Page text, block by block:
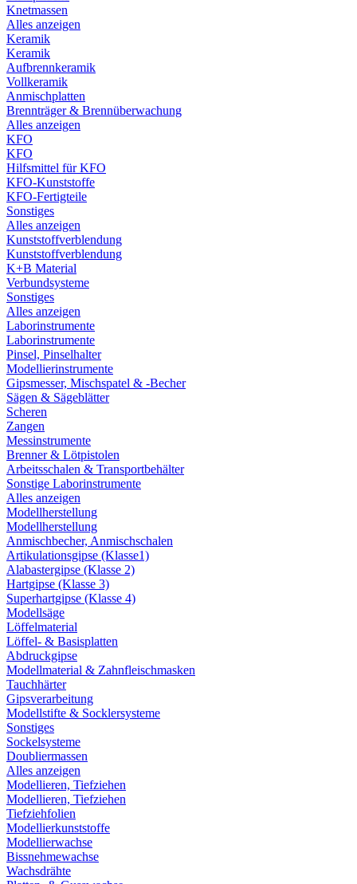
Knetmassen
Alles anzeigen
Keramik
Keramik
Aufbrennkeramik
Vollkeramik
Anmischplatten
Brennträger & Brennüberwachung
Alles anzeigen
KFO
KFO
Hilfsmittel für KFO
KFO-Kunststoffe
KFO-Fertigteile
Sonstiges
Alles anzeigen
Kunststoffverblendung
Kunststoffverblendung
K+B Material
Verbundsysteme
Sonstiges
Alles anzeigen
Laborinstrumente
Laborinstrumente
Pinsel, Pinselhalter
Modellierinstrumente
Gipsmesser, Mischspatel & -Becher
Sägen & Sägeblätter
Scheren
Zangen
Messinstrumente
Brenner & Lötpistolen
Arbeitsschalen & Transportbehälter
Sonstige Laborinstrumente
Alles anzeigen
Modellherstellung
Modellherstellung
Anmischbecher, Anmischschalen
Artikulationsgipse (Klasse1)
Alabastergipse (Klasse 2)
Hartgipse (Klasse 3)
Superhartgipse (Klasse 4)
Modellsäge
Löffelmaterial
Löffel- & Basisplatten
Abdruckgipse
Modellmaterial & Zahnfleischmasken
Tauchhärter
Gipsverarbeitung
Modellstifte & Socklersysteme
Sonstiges
Sockelsysteme
Doubliermassen
Alles anzeigen
Modellieren, Tiefziehen
Modellieren, Tiefziehen
Tiefziehfolien
Modellierkunststoffe
Modellierwachse
Bissnehmewachse
Wachsdrähte